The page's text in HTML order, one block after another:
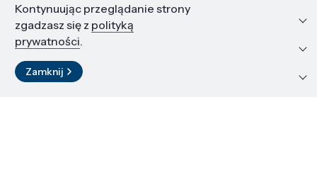
Edukacja i kariera
Zasoby i materiały
Kontakt
Kontynuując przeglądanie strony
zgadzasz się z polityką
prywatności.
Zamknij